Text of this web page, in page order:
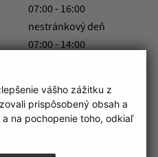
vášho zážitku z
prispôsobený obsah a
na pochopenie toho, odkiaľ
07:00 - 16:00
nestránkový deň
07:00 - 14:00
prestávka: